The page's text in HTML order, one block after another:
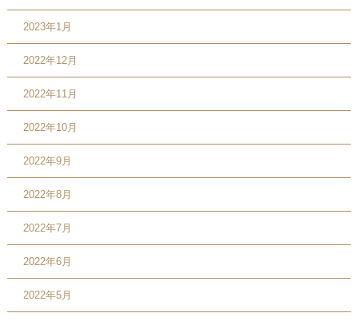
2023年1月
2022年12月
2022年11月
2022年10月
2022年9月
2022年8月
2022年7月
2022年6月
2022年5月